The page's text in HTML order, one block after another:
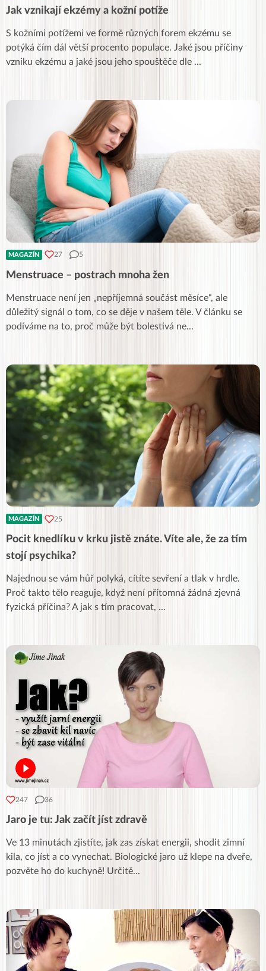
Jak vznikají ekzémy a kožní potíže
S kožními potížemi ve formě různých forem ekzému se
potýká čím dál větší procento populace. Jaké jsou příčiny
vzniku ekzému a jaké jsou jeho spouštěče dle ...
MAGAZÍN 27 5
Menstruace – postrach mnoha žen
Menstruace není jen „nepříjemná součást měsíce“, ale
důležitý signál o tom, co se děje v našem těle. V článku se
podíváme na to, proč může být bolestivá ne...
MAGAZÍN 25
Pocit knedlíku v krku jistě znáte. Víte ale, že za tím
stojí psychika?
Najednou se vám hůř polyká, cítíte sevření a tlak v hrdle.
Proč takto tělo reaguje, když není přítomná žádná zjevná
fyzická příčina? A jak s tím pracovat, ...
247 36
Jaro je tu: Jak začít jíst zdravě
Ve 13 minutách zjistíte, jak zas získat energii, shodit zimní
kila, co jíst a co vynechat. Biologické jaro už klepe na dveře,
pozvěte ho do kuchyně! Určitě...